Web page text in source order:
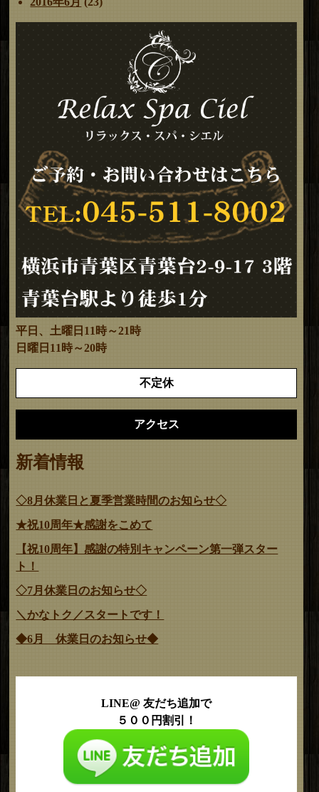
平日、土曜日11時～21時
日曜日11時～20時
不定休
アクセス
新着情報
◇8月休業日と夏季営業時間のお知らせ◇
★祝10周年★感謝をこめて
【祝10周年】感謝の特別キャンペーン第一弾スター
ト！
◇7月休業日のお知らせ◇
＼かなトク／スタートです！
◆6月 休業日のお知らせ◆
LINE@ 友だち追加で
５００円割引！